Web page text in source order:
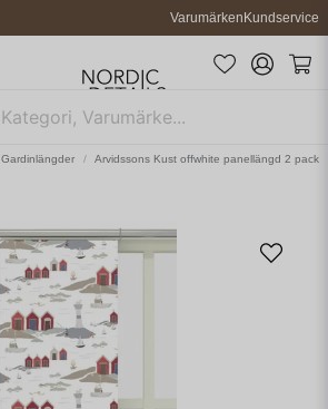
VarumärkenKundservice
Gardinlängder Arvidssons Kust offwhite panellängd 2 pack